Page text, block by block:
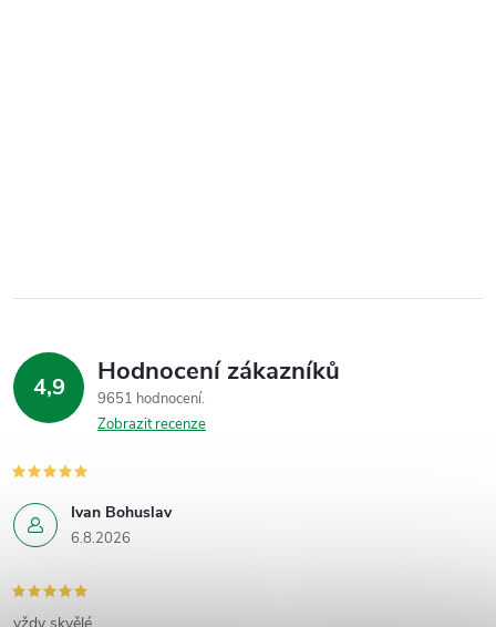
4,9 Hodnocení zákazníků
9651 hodnocení
Zobrazit recenze
Ivan Bohuslav
6.8.2026